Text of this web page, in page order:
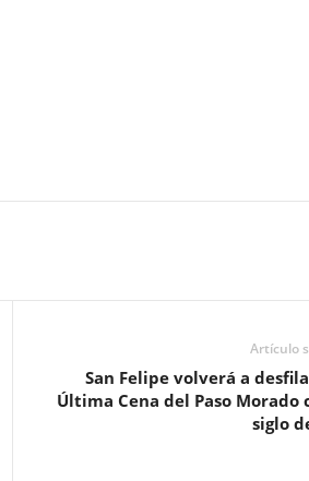
Artículo
San Felipe volverá a
Última Cena del Paso Morado
siglo